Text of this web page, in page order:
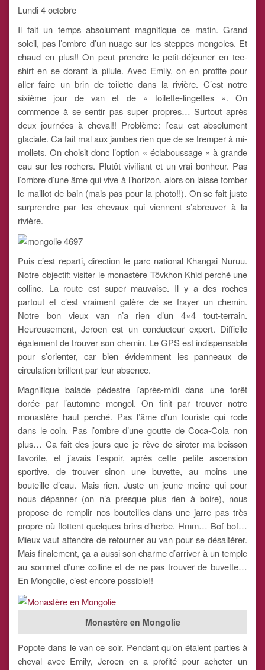
Lundi 4 octobre
Il fait un temps absolument magnifique ce matin. Grand
soleil, pas l’ombre d’un nuage sur les steppes mongoles. Et
chaud en plus!! On peut prendre le petit-déjeuner en tee-
shirt en se dorant la pilule. Avec Emily, on en profite pour
aller faire un brin de toilette dans la rivière. C’est notre
sixième jour de van et de « toilette-lingettes ». On
commence à se sentir pas super propres… Surtout après
deux journées à cheval!! Problème: l’eau est absolument
glaciale. Ca fait mal aux jambes rien que de se tremper à mi-
mollets. On choisit donc l’option « éclaboussage » à grande
eau sur les rochers. Plutôt vivifiant et un vrai bonheur. Pas
l’ombre d’une âme qui vive à l’horizon, alors on laisse tomber
le maillot de bain (mais pas pour la photo!!). On se fait juste
surprendre par les chevaux qui viennent s’abreuver à la
rivière.
Puis c’est reparti, direction le parc national Khangai Nuruu.
Notre objectif: visiter le monastère Tövkhon Khid perché une
colline. La route est super mauvaise. Il y a des roches
partout et c’est vraiment galère de se frayer un chemin.
Notre bon vieux van n’a rien d’un 4×4 tout-terrain.
Heureusement, Jeroen est un conducteur expert. Difficile
également de trouver son chemin. Le GPS est indispensable
pour s’orienter, car bien évidemment les panneaux de
circulation brillent par leur absence.
Magnifique balade pédestre l’après-midi dans une forêt
dorée par l’automne mongol. On finit par trouver notre
monastère haut perché. Pas l’âme d’un touriste qui rode
dans le coin. Pas l’ombre d’une goutte de Coca-Cola non
plus… Ca fait des jours que je rêve de siroter ma boisson
favorite, et j’avais l’espoir, après cette petite ascension
sportive, de trouver sinon une buvette, au moins une
bouteille d’eau. Mais rien. Juste un jeune moine qui pour
nous dépanner (on n’a presque plus rien à boire), nous
propose de remplir nos bouteilles dans une jarre pas très
propre où flottent quelques brins d’herbe. Hmm… Bof bof…
Mieux vaut attendre de retourner au van pour se désaltérer.
Mais finalement, ça a aussi son charme d’arriver à un temple
au sommet d’une colline et de ne pas trouver de buvette…
En Mongolie, c’est encore possible!!
Monastère en Mongolie
Popote dans le van ce soir. Pendant qu’on étaient parties à
cheval avec Emily, Jeroen en a profité pour acheter un